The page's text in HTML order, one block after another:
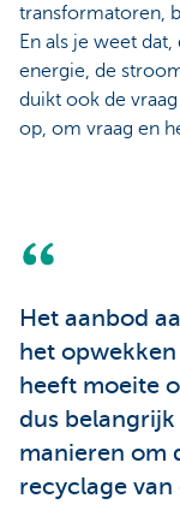
transformatoren,
En als je weet
energie, de
duikt ook de
op, om vraag en
Het aanbod
het
heeft moeite
dus
manieren om
recyclage